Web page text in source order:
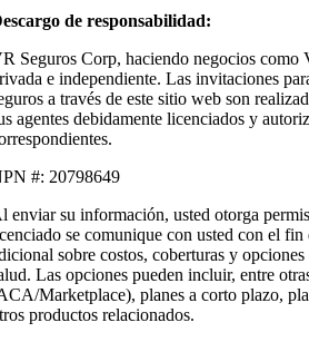
de responsabilidad:
Seguros Corp, haciendo negocios como
e independiente. Las invitaciones
a través de este sitio web son
agentes debidamente licenciados y
#: 20798649
enviar su información, usted otorga
se comunique con usted con el
sobre costos, coberturas y
Las opciones pueden incluir, entre
Marketplace), planes a corto plazo,
productos relacionados.